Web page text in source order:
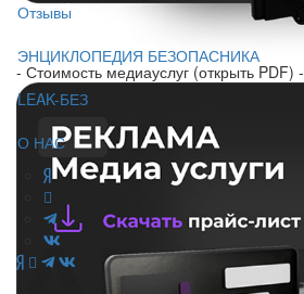
Отзывы
ЭНЦИКЛОПЕДИЯ БЕЗОПАСНИКА
LEAK-БЕЗ
О НАС
- Стоимость медиауслуг (открыть PDF) -